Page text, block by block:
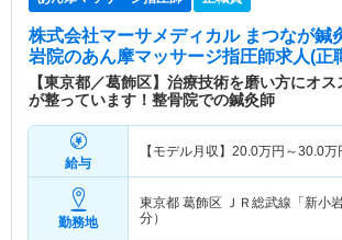
株式会社マーサメディカル まつなが鍼
岩院のあん摩マッサージ指圧師求人(正
【東京都／葛飾区】治療技術を磨い方にオ
が整っています！整骨院での鍼灸師
給与
【モデル月収】 20.0万円～30.0万
勤務地
東京都 葛飾区 ＪＲ総武線「新小
分）